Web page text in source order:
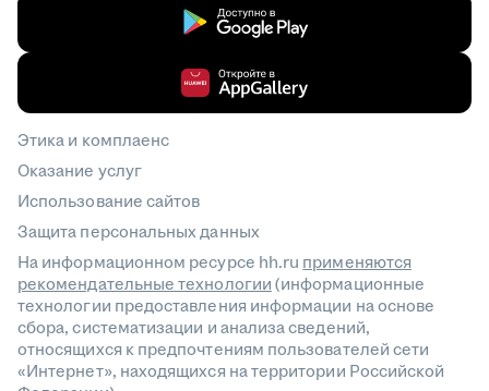
Этика и комплаенс
Оказание услуг
Использование сайтов
Защита персональных данных
На информационном ресурсе hh.ru применяются
рекомендательные технологии(информационные
технологии предоставления информации на основе
сбора, систематизации и анализа сведений,
относящихся к предпочтениям пользователей сети
«Интернет», находящихся на территории Российской